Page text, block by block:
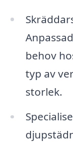
behov
typ av
storlek.